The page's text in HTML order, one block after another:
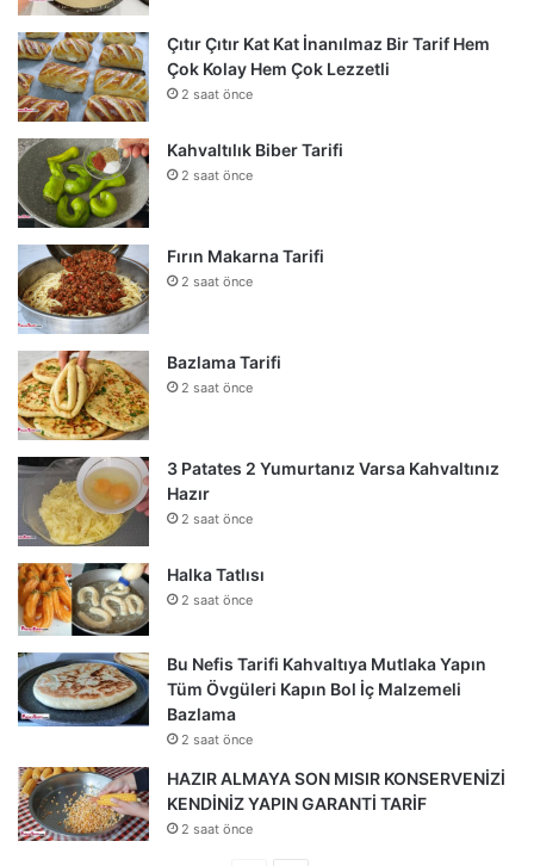
Çıtır Çıtır Kat Kat İnanılmaz Bir Tarif Hem
Çok Kolay Hem Çok Lezzetli
2 saat önce
Kahvaltılık Biber Tarifi
2 saat önce
Fırın Makarna Tarifi
2 saat önce
Bazlama Tarifi
2 saat önce
3 Patates 2 Yumurtanız Varsa Kahvaltınız
Hazır
2 saat önce
Halka Tatlısı
2 saat önce
Bu Nefis Tarifi Kahvaltıya Mutlaka Yapın
Tüm Övgüleri Kapın Bol İç Malzemeli
Bazlama
2 saat önce
HAZIR ALMAYA SON MISIR KONSERVENİZİ
KENDİNİZ YAPIN GARANTİ TARİF
2 saat önce